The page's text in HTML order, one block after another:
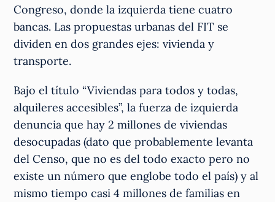
Congreso, donde la izquierda tiene cuatro
bancas. Las propuestas urbanas del FIT se
dividen en dos grandes ejes: vivienda y
transporte.
Bajo el título “Viviendas para todos y todas,
alquileres accesibles”, la fuerza de izquierda
denuncia que hay 2 millones de viviendas
desocupadas (dato que probablemente levanta
del Censo, que no es del todo exacto pero no
existe un número que englobe todo el país) y al
mismo tiempo casi 4 millones de familias en